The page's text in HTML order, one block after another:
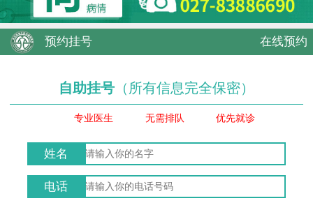
预约挂号 在线预约
自助挂号 （所有信息完全保密）
专业医生 无需排队 优先就诊
姓名
电话